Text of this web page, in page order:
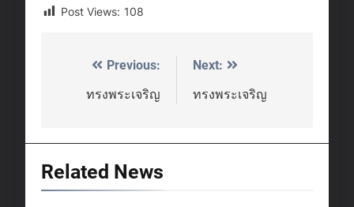
Post Views: 108
Post
navigation
Previous:
ทรงพระเจริญ
Next:
ทรงพระเจริญ
Related News